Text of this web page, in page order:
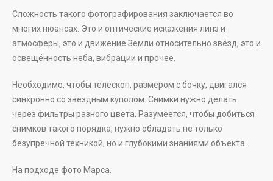
Сложность такого фотографирования заключается во
многих нюансах. Это и оптические искажения линз и
атмосферы, это и движение Земли относительно звёзд, это и
освещённость неба, вибрации и прочее.
Необходимо, чтобы телескоп, размером с бочку, двигался
синхронно со звёздным куполом. Снимки нужно делать
через фильтры разного цвета. Разумеется, чтобы добиться
снимков такого порядка, нужно обладать не только
безупречной техникой, но и глубокими знаниями объекта.
На подходе фото Марса.